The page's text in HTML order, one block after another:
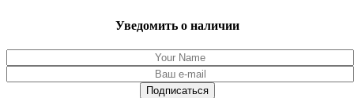
Уведомить о наличии